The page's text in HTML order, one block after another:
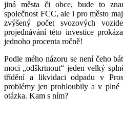
jiná města či obce, bude to
společnost FCC, ale i pro město
zvýšený počet svozových
projednávání této investice
jednoho procenta ročně!
Podle mého názoru se není čeho
moci „odškrtnout“ jeden velký
třídění a likvidaci odpadu v
problémy jen prohloubily a v plné
otázka. Kam s ním?